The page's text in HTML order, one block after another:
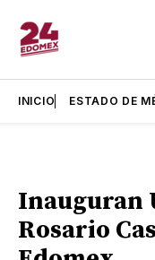
INICIO ESTADO DE
Inauguran
Rosario